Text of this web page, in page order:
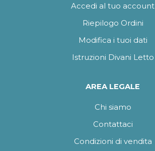
Accedi al tuo account
Riepilogo Ordini
Modifica i tuoi dati
Istruzioni Divani Letto
AREA LEGALE
Chi siamo
Contattaci
Condizioni di vendita